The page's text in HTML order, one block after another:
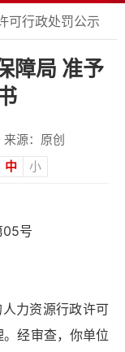
可行政处罚公示
障局 准予
来源：原创
中 小
05号
力资源行政许可
经审查，你单位